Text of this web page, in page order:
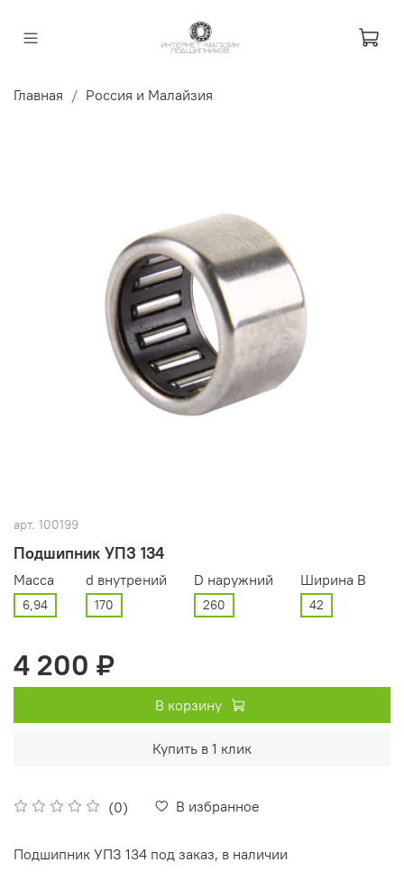
Главная Россия и Малайзия
арт. 100199
Подшипник УПЗ 134
(0) В избранное
Масса
6,94
d внутрений
170
D наружний
260
Ширина В
42
4 200 ₽
В корзину
Купить в 1 клик
Подшипник УПЗ 134 под заказ, в наличии